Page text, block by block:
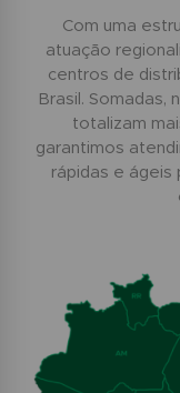
Com uma
atuação
centros de
Brasil. Somadas,
totalizam
garantimos
rápidas e ágeis